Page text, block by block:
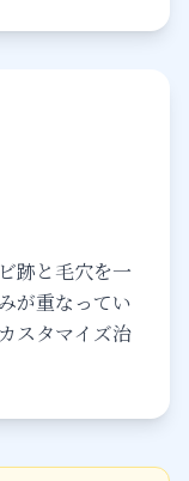
跡と毛穴を一
が重なってい
スタマイズ治